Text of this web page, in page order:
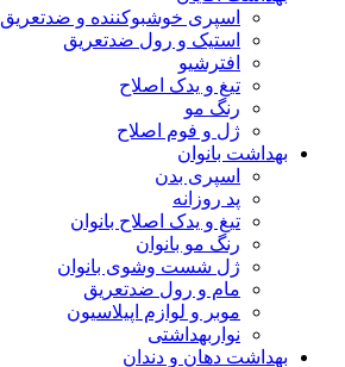
اسپری خوشبوکننده و ضدتعریق
استیک و رول ضدتعریق
افترشیو
تیغ و یدک اصلاح
رنگ مو
ژل و فوم اصلاح
بهداشت بانوان
اسپری بدن
پد روزانه
تیغ و یدک اصلاح بانوان
رنگ مو بانوان
ژل شست وشوی بانوان
مام و رول ضدتعریق
موبر و لوازم اپیلاسیون
نواربهداشتی
بهداشت دهان و دندان